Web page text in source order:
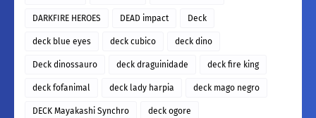
DARKFIRE HEROES DEAD impact Deck
deck blue eyes deck cubico deck dino
Deck dinossauro deck draguinidade deck fire king
deck fofanimal deck lady harpia deck mago negro
DECK Mayakashi Synchro deck ogore